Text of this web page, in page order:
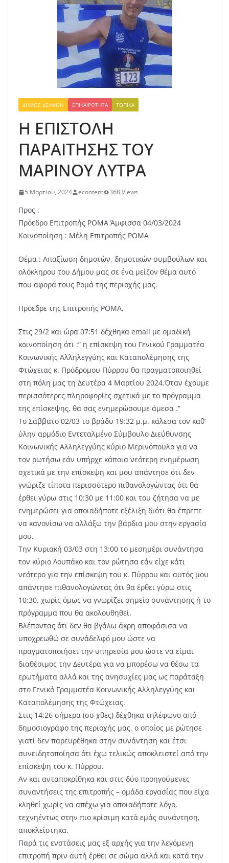
ΔΉΜΟΣ ΔΕΛΦΏΝ ΕΠΙΚΑΙΡΌΤΗΤΑ ΤΟΠΙΚΆ
Η ΕΠΙΣΤΟΛΗ
ΠΑΡΑΙΤΗΣΗΣ ΤΟΥ
ΜΑΡΙΝΟΥ ΛΥΤΡΑ
5 Μαρτίου, 2024 econtent 368 Views
Προς :
Πρόεδρο Επιτροπής ΡΟΜΑ Άμφισσα 04/03/2024
Κοινοποίηση : Μέλη Επιτροπής ΡΟΜΑ
Θέμα : Απαξίωση δημοτών, δημοτικών συμβούλων και
ολόκληρου του Δήμου μας σε ένα μείζον θέμα αυτό
που αφορά τους Ρομά της περιοχής μας.
Πρόεδρε της Επιτροπής ΡΟΜΑ,
Στις 29/2 και ώρα 07:51 δέχθηκα email με ομαδική
κοινοποίηση ότι :” η επίσκεψη του Γενικού Γραμματέα
Κοινωνικής Αλληλεγγύης και Καταπολέμησης της
Φτώχειας κ. Πρόδρομου Πύρρου θα πραγματοποιηθεί
στη πόλη μας τη Δευτέρα 4 Μαρτίου 2024.Όταν έχουμε
περισσότερες πληροφορίες σχετικά με το πρόγραμμα
της επίσκεψης, θα σας ενημερώσουμε άμεσα .”
Το Σάββατο 02/03 το βράδυ 19:32 μ.μ. κάλεσα τον καθ’
ύλην αρμόδιο Εντεταλμένο Σύμβουλο Διεύθυνσης
Κοινωνικής Αλληλεγγύης κύριο Μερινόπουλο για να
τον ρωτήσω εάν υπήρχε κάποια νεότερη ενημέρωση
σχετικά με την επίσκεψη και μου απάντησε ότι δεν
γνώριζε τίποτα περισσότερο πιθανολογώντας ότι θα
έρθει γύρω στις 10:30 με 11:00 και του ζήτησα να με
ενημερώσει για οποιαδήποτε εξέλιξη διότι θα έπρεπε
να κανονίσω να αλλάξω την βάρδια μου στην εργασία
μου.
Την Κυριακή 03/03 στη 13:00 το μεσημέρι συνάντησα
τον κύριο Λουπάκο και τον ρώτησα εάν είχε κάτι
νεότερο για την επίσκεψη του κ. Πύρρου και αυτός μου
απάντησε πιθανολογώντας ότι θα έρθει γύρω στις
10:30, χωρίς όμως να γνωρίζει σημείο συνάντησης ή το
πρόγραμμα που θα ακολουθηθεί.
Βλέποντας ότι δεν θα βγάλω άκρη αποφάσισα να
υποχρεωθώ σε συνάδελφό μου ώστε να
πραγματοποιήσει την υπηρεσία μου ώστε να είμαι
διαθέσιμος την Δευτέρα για να μπορέσω να θέσω τα
ερωτήματα αλλά και της ανησυχίες μας ως παράταξη
στο Γενικό Γραμματέα Κοινωνικής Αλληλεγγύης και
Καταπολέμησης της Φτώχειας.
Στις 14:26 σήμερα (σσ χθες) δέχθηκα τηλέφωνο από
δημοσιογράφο της περιοχής μας, ο οποίος με ρώτησε
γιατί δεν παρευρέθηκα στην συνάντηση και έτσι
συνειδητοποίησα ότι έχω τελικώς αποκλειστεί από την
επίσκεψη του κ. Πύρρου.
Αν και ανταποκρίθηκα και στις δύο προηγούμενες
συναντήσεις της επιτροπής – ομάδα εργασίας που είχα
κληθεί χωρίς να απέχω για οποιαδήποτε λόγο,
τεχνηέντως στην πιο κρίσιμη κατά εμάς συνάντηση,
αποκλείστηκα.
Παρά τις ενστάσεις μας εξ αρχής για την λεγόμενη
επιτροπή πριν αυτή έρθει σε σώμα αλλά και κατά την